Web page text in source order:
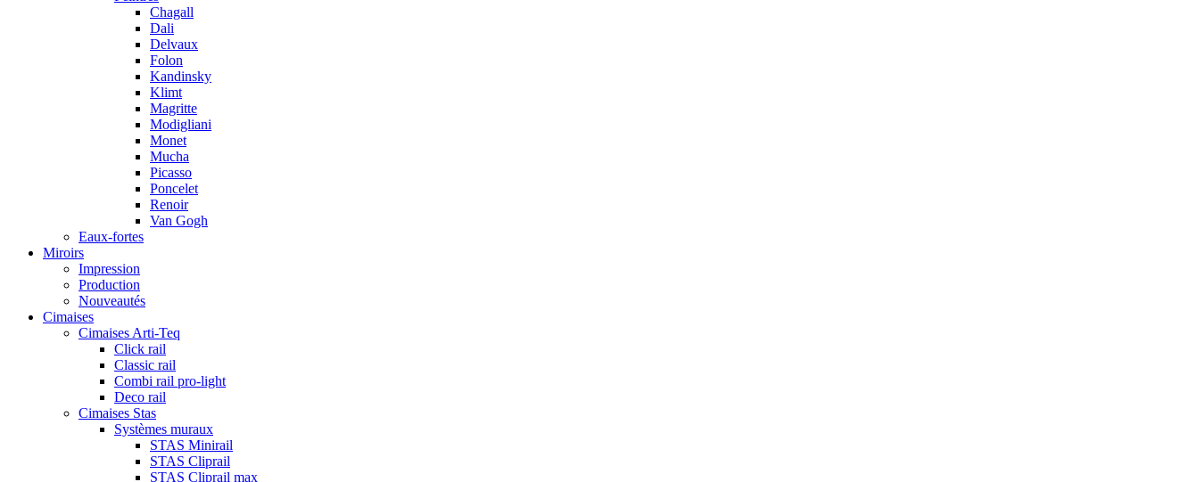
Chagall
Dali
Delvaux
Folon
Kandinsky
Klimt
Magritte
Modigliani
Monet
Mucha
Picasso
Poncelet
Renoir
Van Gogh
Eaux-fortes
Miroirs
Impression
Production
Nouveautés
Cimaises
Cimaises Arti-Teq
Click rail
Classic rail
Combi rail pro-light
Deco rail
Cimaises Stas
Systèmes muraux
STAS Minirail
STAS Cliprail
STAS Cliprail max